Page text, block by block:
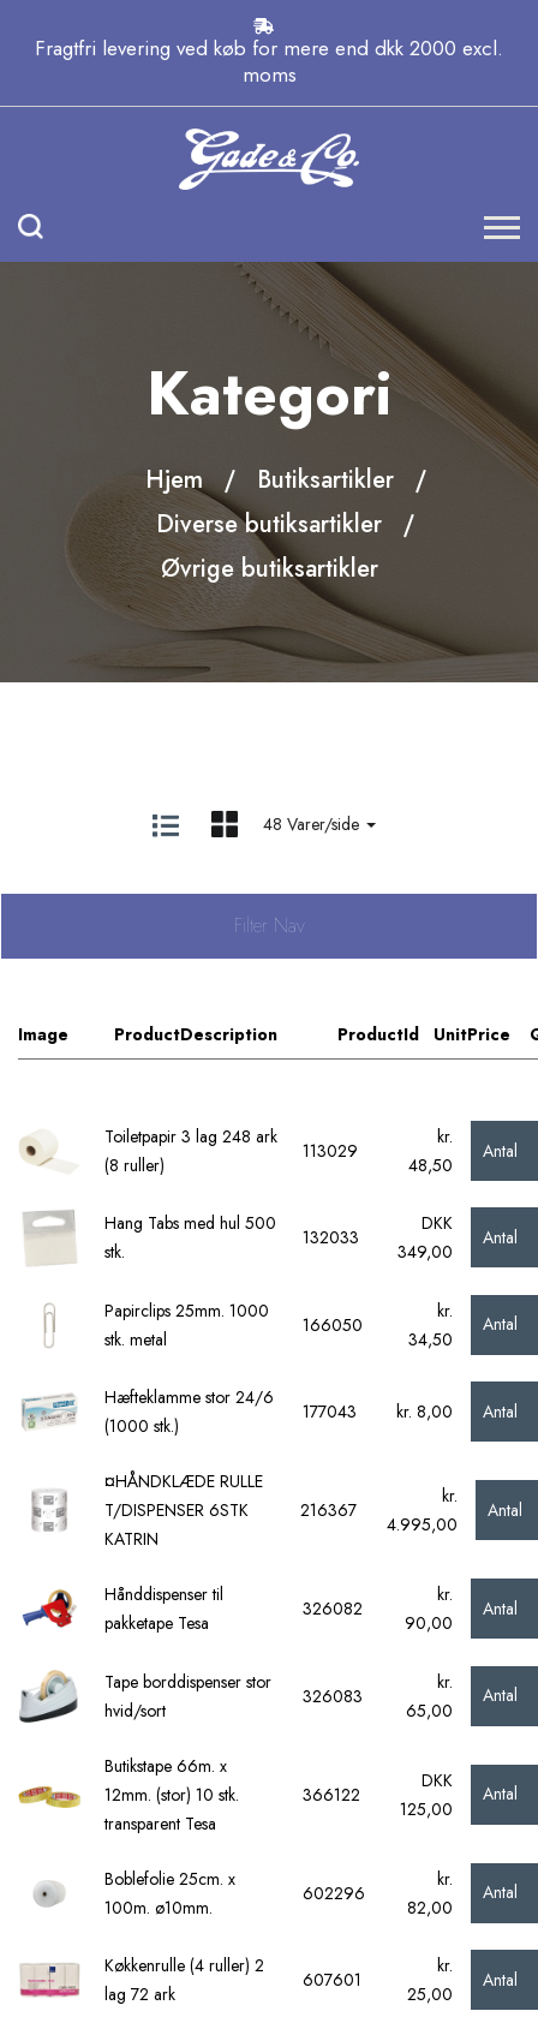
Fragtfri levering ved køb for mere end dkk 2000 excl.
moms
Kategori
Hjem
Butiksartikler
Diverse butiksartikler
Øvrige butiksartikler
48 Varer/side
Filter Nav
Image ProductDescription ProductId UnitPrice
Toiletpapir 3 lag 248 ark
(8 ruller)
113029
kr.
48,50
Antal
Hang Tabs med hul 500
stk.
132033
DKK
349,00
Antal
Papirclips 25mm. 1000
stk. metal
166050
kr.
34,50
Antal
Hæfteklamme stor 24/6
(1000 stk.)
177043 kr. 8,00 Antal
¤HÅNDKLÆDE RULLE
T/DISPENSER 6STK
KATRIN
216367
kr.
4.995,00
Antal
Hånddispenser til
pakketape Tesa
326082
kr.
90,00
Antal
Tape borddispenser stor
hvid/sort
326083
kr.
65,00
Antal
Butikstape 66m. x
12mm. (stor) 10 stk.
transparent Tesa
366122
DKK
125,00
Antal
Boblefolie 25cm. x
100m. ø10mm.
602296
kr.
82,00
Antal
Køkkenrulle (4 ruller) 2
lag 72 ark
607601
kr.
25,00
Antal